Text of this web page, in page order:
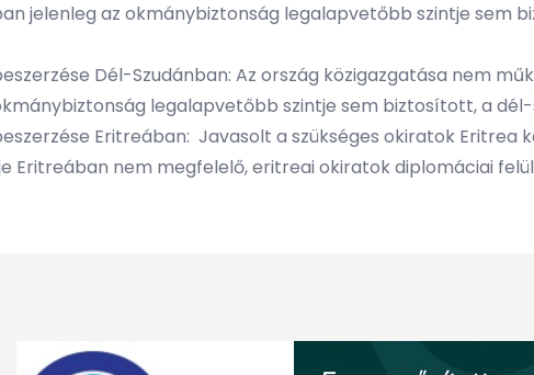
jelenleg az okmánybiztonság legalapvetőbb szintje
Dél-Szudánban: Az ország közigazgatása nem
legalapvetőbb szintje sem biztosított, a
Eritreában: Javasolt a szükséges okiratok
Eritreában nem megfelelő, eritreai okiratok diplomáciai